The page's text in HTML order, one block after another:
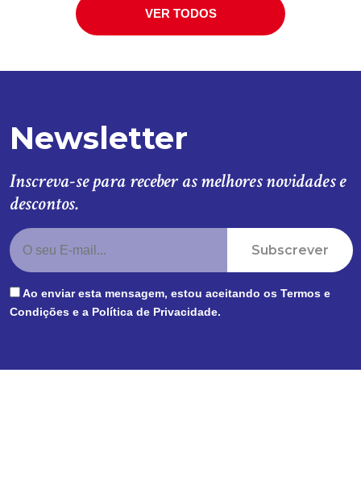
VER TODOS
Newsletter
Inscreva-se para receber as melhores novidades e
descontos.
Subscrever
Ao enviar esta mensagem, estou aceitando os Termos e
Condições e a Política de Privacidade.